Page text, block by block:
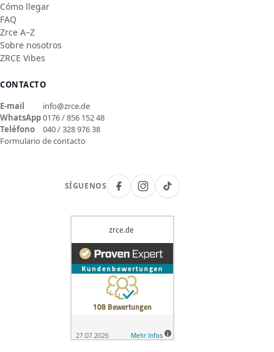
Cómo llegar
FAQ
Zrce A–Z
Sobre nosotros
ZRCE Vibes
CONTACTO
E-mail
info@zrce.de
WhatsApp0176 / 856 152 48
Teléfono
040 / 328 976 38
Formulario de contacto
SÍGUENOS